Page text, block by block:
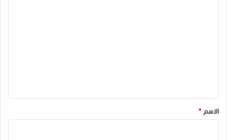
*
الاسم *